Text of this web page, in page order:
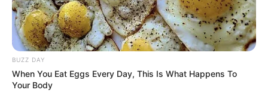
BUZZ DAY
When You Eat Eggs Every Day, This Is What Happens To
Your Body